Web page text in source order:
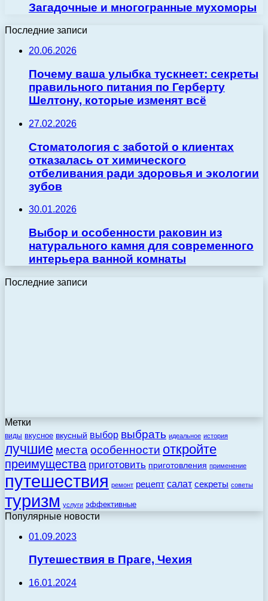
Загадочные и многогранные мухоморы
Последние записи
20.06.2026
Почему ваша улыбка тускнеет: секреты
правильного питания по Герберту
Шелтону, которые изменят всё
27.02.2026
Стоматология с заботой о клиентах
отказалась от химического
отбеливания ради здоровья и экологии
зубов
30.01.2026
Выбор и особенности раковин из
натурального камня для современного
интерьера ванной комнаты
Последние записи
Метки
виды вкусное вкусный выбор выбрать идеальное история
лучшие места особенности откройте
преимущества приготовить приготовления применение
путешествия ремонт рецепт салат секреты советы
туризм услуги эффективные
Популярные новости
01.09.2023
Путешествия в Праге, Чехия
16.01.2024